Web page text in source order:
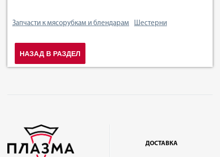
Запчасти к мясорубкам и блендарам Шестерни
НАЗАД В РАЗДЕЛ
ДОСТАВКА